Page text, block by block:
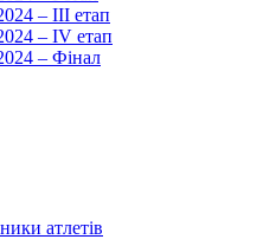
– III етап
– IV етап
– Фінал
атлетів